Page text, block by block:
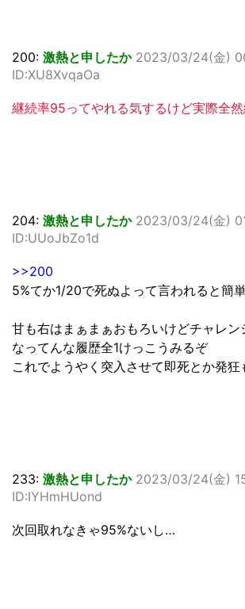
200: 激熱と申したか 2023/03/24(金)
ID:XU8XvqaOa
継続率95ってやれる気するけど実際全
204: 激熱と申したか 2023/03/24(金)
ID:UUoJbZo1d
>>200
5%てか1/20で死ぬよって言われると簡
甘も右はまぁまぁおもろいけどチャレン
なってんな履歴全1けっこうみるぞ
これでようやく突入させて即死とか発狂
233: 激熱と申したか 2023/03/24(金)
ID:IYHmHUond
次回取れなきゃ95%ないし…